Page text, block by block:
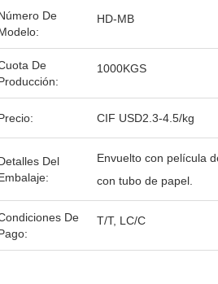
De
HD-MB
De
1000KGS
CIF USD2.3-4.5/kg
Del
Envuelto con película
con tubo de papel.
De
T/T, LC/C